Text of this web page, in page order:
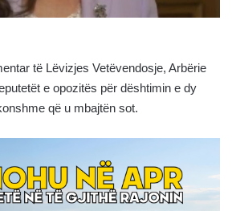
të Lëvizjes Vetëvendosje, Arbërie
e opozitës për dështimin e dy
që u mbajtën sot.